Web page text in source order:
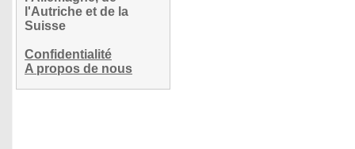
l'Autriche et de la
Suisse
Confidentialité
A propos de nous